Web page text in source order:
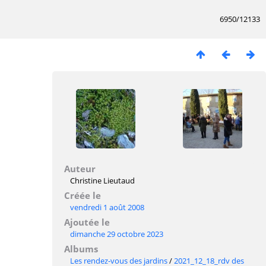
6950/12133
Auteur
Christine Lieutaud
Créée le
vendredi 1 août 2008
Ajoutée le
dimanche 29 octobre 2023
Albums
Les rendez-vous des jardins/2021_12_18_rdv des